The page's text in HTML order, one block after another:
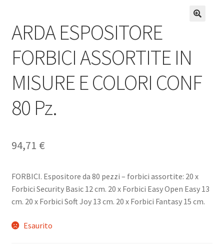
ARDA ESPOSITORE
FORBICI ASSORTITE IN
MISURE E COLORI CONF
80 Pz.
94,71 €
FORBICI. Espositore da 80 pezzi – forbici assortite: 20 x
Forbici Security Basic 12 cm. 20 x Forbici Easy Open Easy 13
cm. 20 x Forbici Soft Joy 13 cm. 20 x Forbici Fantasy 15 cm.
Esaurito